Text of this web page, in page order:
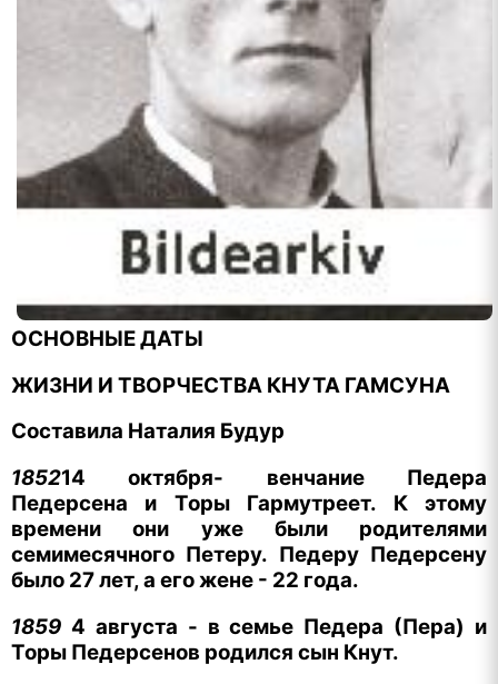
ОСНОВНЫЕ ДАТЫ
ЖИЗНИ И ТВОРЧЕСТВА КНУТА ГАМСУНА
Составила Наталия Будур
185214 октября- венчание Педера
Педерсена и Торы Гармутреет. К этому
времени они уже были родителями
семимесячного Петеру. Педеру Педерсену
было 27 лет, а его жене - 22 года.
1859 4 августа - в семье Педера (Пера) и
Торы Педерсенов родился сын Кнут.